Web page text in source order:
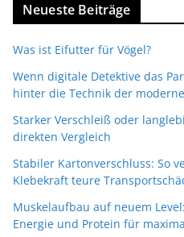
Neueste Beiträge
Was ist Eifutter für Vögel?
Wenn digitale Detektive das
hinter die Technik der
Starker Verschleiß oder
direkten Vergleich
Stabiler Kartonverschluss: So
Klebekraft teure
Muskelaufbau auf neuem
Energie und Protein für